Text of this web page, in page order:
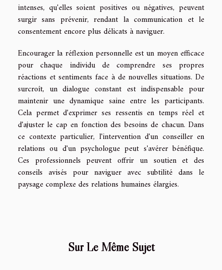
intenses, qu'elles soient positives ou négatives, peuvent
surgir sans prévenir, rendant la communication et le
consentement encore plus délicats à naviguer.
Encourager la réflexion personnelle est un moyen efficace
pour chaque individu de comprendre ses propres
réactions et sentiments face à de nouvelles situations. De
surcroît, un dialogue constant est indispensable pour
maintenir une dynamique saine entre les participants.
Cela permet d'exprimer ses ressentis en temps réel et
d'ajuster le cap en fonction des besoins de chacun. Dans
ce contexte particulier, l'intervention d'un conseiller en
relations ou d'un psychologue peut s'avérer bénéfique.
Ces professionnels peuvent offrir un soutien et des
conseils avisés pour naviguer avec subtilité dans le
paysage complexe des relations humaines élargies.
Sur Le Même Sujet